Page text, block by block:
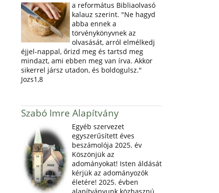
a református Bibliaolvasó
kalauz szerint. "Ne hagyd
abba ennek a
törvénykönyvnek az
olvasását, arról elmélkedj
éjjel-nappal, őrizd meg és tartsd meg
mindazt, ami ebben meg van írva. Akkor
sikerrel jársz utadon, és boldogulsz."
Jozs1,8
Szabó Imre Alapítvány
Egyéb szervezet
egyszerűsített éves
beszámolója 2025. év
Köszönjük az
adományokat! Isten áldását
kérjük az adományozók
életére! 2025. évben